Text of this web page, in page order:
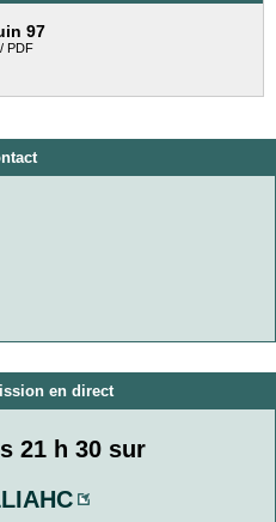
97
PDF
en direct
21 h 30 sur